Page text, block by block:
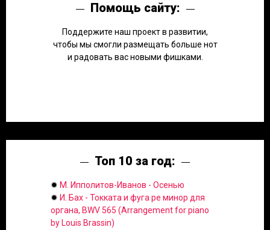
Помощь сайту:
Поддержите наш проект в развитии,
чтобы мы смогли размещать больше нот
и радовать вас новыми фишками.
Топ 10 за год:
✹ М. Ипполитов-Иванов - Осенью
✹ И. Бах - Токката и фуга ре минор для
органа, BWV 565 (Arrangement for piano
by Louis Brassin)